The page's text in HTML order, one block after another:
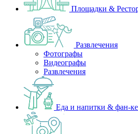
Площадки &
Развлечения
Фотографы
Видеографы
Развлечения
Еда и напитки & фан-